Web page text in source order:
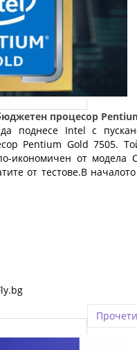
процесор
поднесе Intel с
Pentium Gold 7505.
икономичен от модела
от тестове.В